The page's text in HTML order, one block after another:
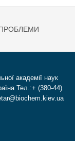
академії наук
Тел.:+ (380-44)